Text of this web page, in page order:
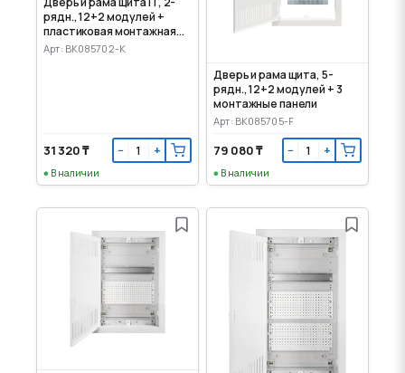
рядн., 12+2 модулей +
пластиковая монтажная
панель
Арт: BK085702-K
31 320 ₸ − +
В наличии
Дверь и рама щита, 5-
рядн., 12+2 модулей + 3
монтажные панели
Арт: BK085705-F
79 080 ₸ − +
В наличии